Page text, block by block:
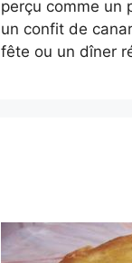
perçu comme un
un confit de
fête ou un dîner